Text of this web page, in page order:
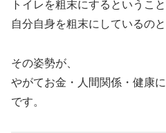
トイレを粗末にするということ
自分自身を粗末にしているのと
その姿勢が、
やがてお金・人間関係・健康
です。